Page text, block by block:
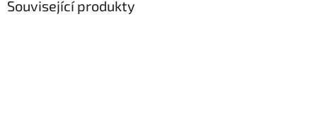
Související produkty